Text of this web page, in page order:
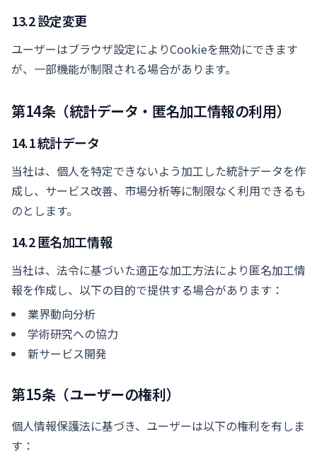
13.2 設定変更
ユーザーはブラウザ設定によりCookieを無効にできます
が、一部機能が制限される場合があります。
第14条（統計データ・匿名加工情報の利用）
14.1 統計データ
当社は、個人を特定できないよう加工した統計データを作
成し、サービス改善、市場分析等に制限なく利用できるも
のとします。
14.2 匿名加工情報
当社は、法令に基づいた適正な加工方法により匿名加工情
報を作成し、以下の目的で提供する場合があります：
業界動向分析
学術研究への協力
新サービス開発
第15条（ユーザーの権利）
個人情報保護法に基づき、ユーザーは以下の権利を有しま
す：